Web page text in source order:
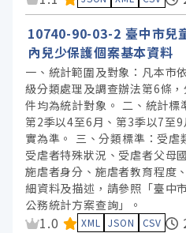
10740-90-03-2 臺中市兒
內兒少保護個案基本資料
一、統計範圍及對象：凡本市
級分類處理及調查辦法第6條
件均為統計對象。 二、統計標
第2季以4至6月、第3季以7至
實為準。 三、分類標準：受虐
受虐者特殊狀況、受虐者父母
施虐者身分、施虐者教育程度
細資料及描述，請參照「臺中
公務統計方案查詢」。
資料集評分：
1.0 XML JSON CSV